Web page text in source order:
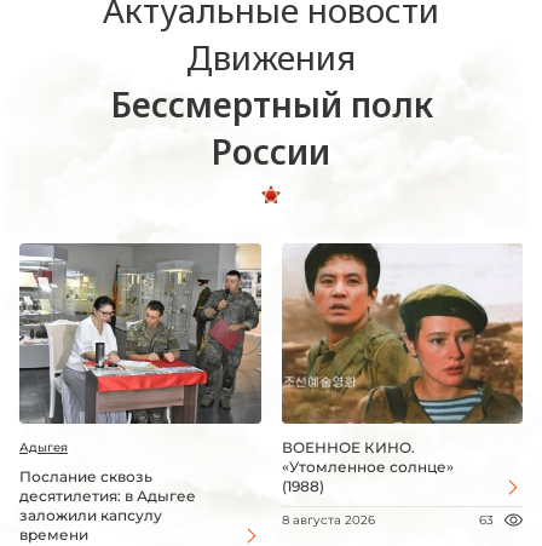
Актуальные новости
Движения
Бессмертный полк
России
Адыгея
Послание сквозь
десятилетия: в Адыгее
заложили капсулу
времени
ВОЕННОЕ КИНО.
«Утомленное солнце»
(1988)
8 августа 2026 63